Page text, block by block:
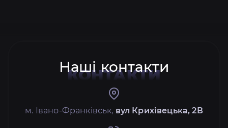
Наші контакти
КОНТАКТИ
м. Івано-Франківськ, вул Крихівецька, 2В